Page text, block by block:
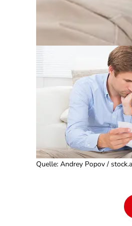
Quelle: Andrey Popov /